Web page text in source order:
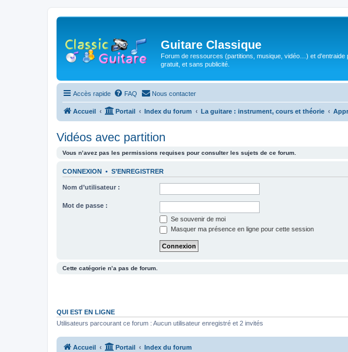
Guitare Classique
Forum de ressources (partitions, musique, vidéo…) et d'entraide
gratuit, et sans publicité.
Accès rapide FAQ Nous contacter
Accueil Portail Index du forum La guitare : instrument, cours et théorie
Vidéos avec partition
Vous n’avez pas les permissions requises pour consulter les sujets de ce forum.
CONNEXION • S’ENREGISTRER
Nom d’utilisateur :
Mot de passe :
Se souvenir de moi
Masquer ma présence en ligne pour cette session
Cette catégorie n’a pas de forum.
QUI EST EN LIGNE
Utilisateurs parcourant ce forum : Aucun utilisateur enregistré et 2 invités
Accueil Portail Index du forum